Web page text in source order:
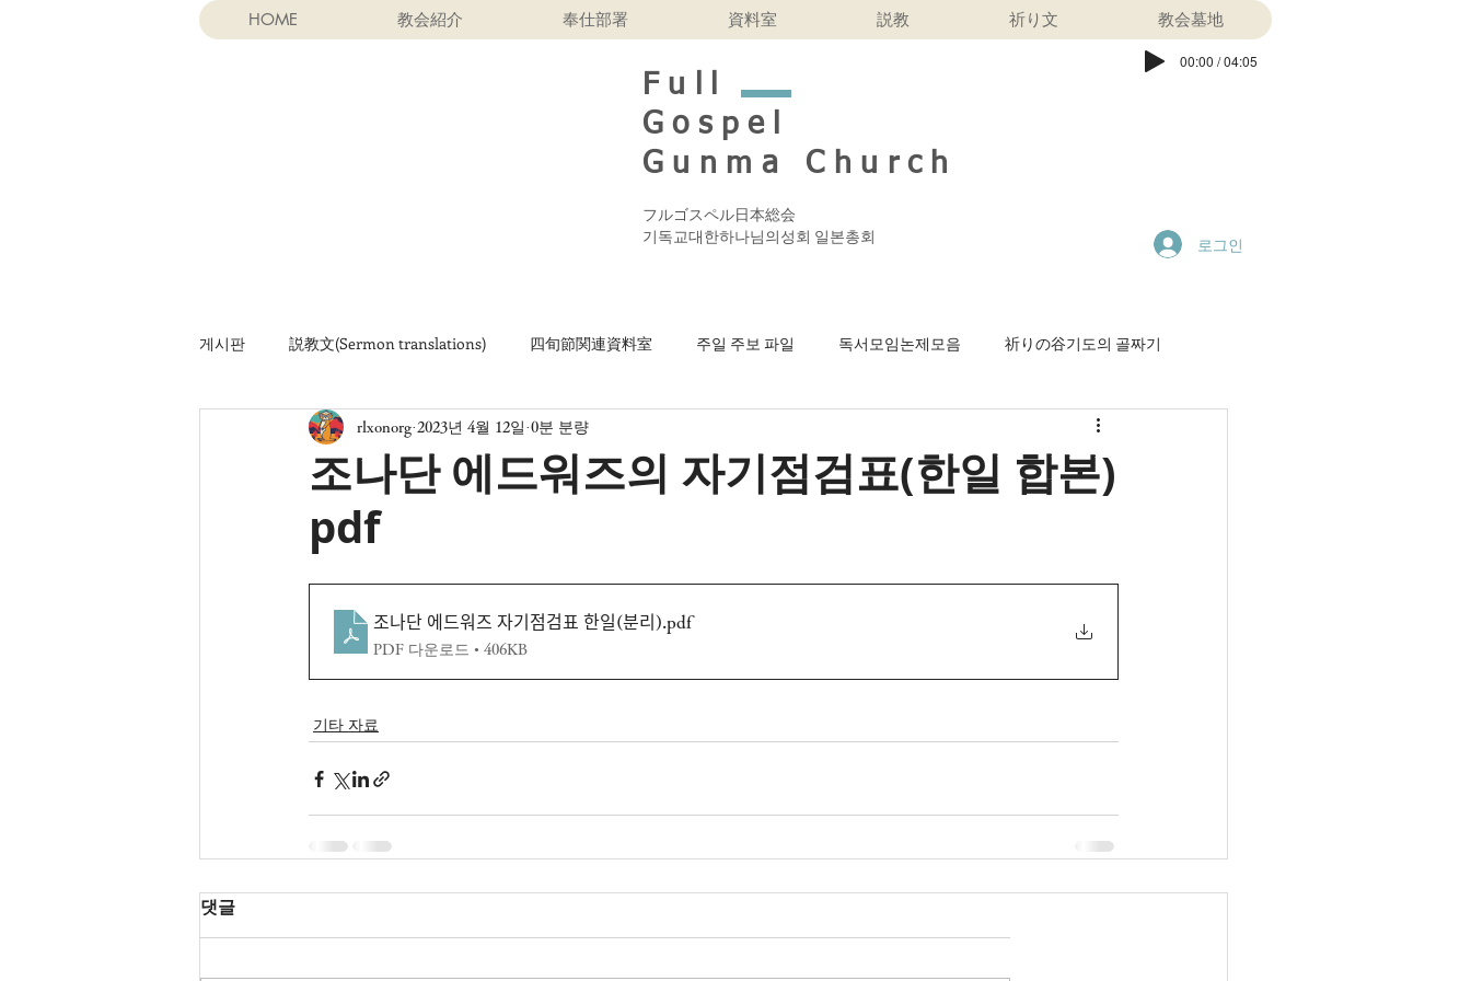
HOME 教会紹介 奉仕部署 資料室 説教 祈り文 教会墓地
Full
Gospel
Gunma Church
フルゴスペル日本総会
기독교대한하나님의성회 일본총회
00:00 / 04:05
로그인
게시판 説教文(Sermon translations) 四旬節関連資料室 주일 주보 파일 독서모임논제모음 祈りの谷기도의 골짜기
Khotbah (terjemahan bahasa Indonesi
조나단 에드워즈의 자기점검표(한일 합본)
pdf
rlxonorg 2023년 4월 12일 0분 분량
조나단 에드워즈 자기점검표 한일(분리).pdf
PDF 다운로드 • 406KB
기타 자료
댓글